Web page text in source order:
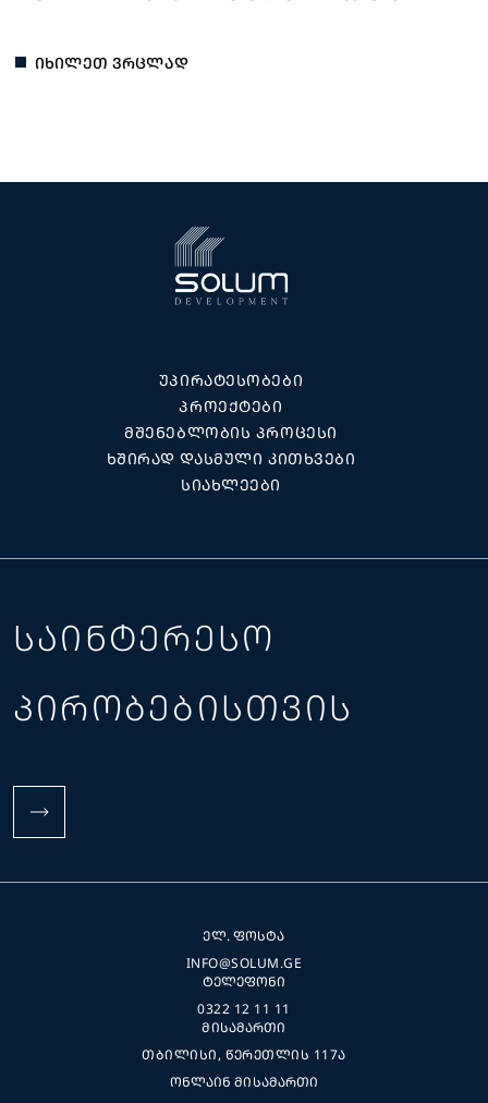
ᲘᲮᲘᲚᲔᲗ ᲕᲠᲪᲚᲐᲓ
ᲣᲞᲘᲠᲐᲢᲔᲡᲝᲑᲔᲑᲘ
ᲞᲠᲝᲔᲥᲢᲔᲑᲘ
ᲛᲨᲔᲜᲔᲑᲚᲝᲑᲘᲡ ᲞᲠᲝᲪᲔᲡᲘ
ᲮᲨᲘᲠᲐᲓ ᲓᲐᲡᲛᲣᲚᲘ ᲙᲘᲗᲮᲕᲔᲑᲘ
ᲡᲘᲐᲮᲚᲔᲔᲑᲘ
ᲡᲐᲘᲜᲢᲔᲠᲔᲡᲝ
ᲞᲘᲠᲝᲑᲔᲑᲘᲡᲗᲕᲘᲡ
ᲔᲚ. ᲤᲝᲡᲢᲐ
INFO@SOLUM.GE
ᲢᲔᲚᲔᲤᲝᲜᲘ
0322 12 11 11
ᲛᲘᲡᲐᲛᲐᲠᲗᲘ
ᲗᲑᲘᲚᲘᲡᲘ, ᲬᲔᲠᲔᲗᲚᲘᲡ 117Ა
ᲝᲜᲚᲐᲘᲜ ᲛᲘᲡᲐᲛᲐᲠᲗᲘ